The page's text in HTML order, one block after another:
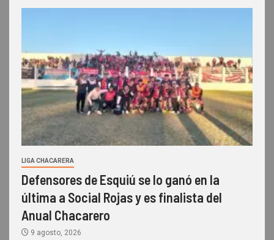
LIGA CHACARERA
Defensores de Esquiú se lo ganó en la
última a Social Rojas y es finalista del
Anual Chacarero
9 agosto, 2026